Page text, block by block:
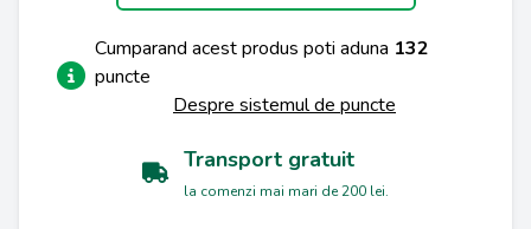
Cumparand acest produs poti aduna 132
puncte
Despre sistemul de puncte
Transport gratuit
la comenzi mai mari de 200 lei.